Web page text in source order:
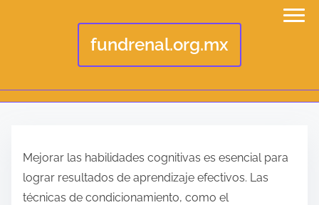
fundrenal.org.mx
Mejorar las habilidades cognitivas es esencial para
lograr resultados de aprendizaje efectivos. Las
técnicas de condicionamiento, como el